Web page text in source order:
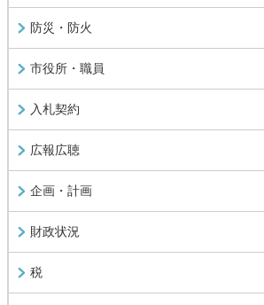
防災・防火
市役所・職員
入札契約
広報広聴
企画・計画
財政状況
税